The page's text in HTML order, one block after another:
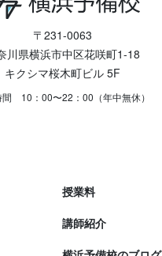
〒231-0063
川県横浜市中区花咲町1-18
キクシマ桜木町ビル 5F
間 10：00〜22：00（年中無休）
授業料
講師紹介